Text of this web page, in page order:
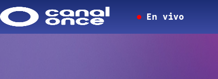
En vivo